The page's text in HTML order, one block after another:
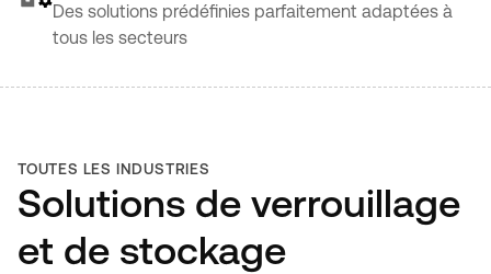
Des solutions prédéfinies parfaitement adaptées à
tous les secteurs
TOUTES LES INDUSTRIES
Solutions de verrouillage
et de stockage